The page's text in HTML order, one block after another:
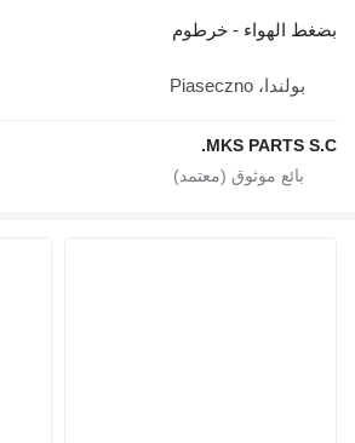
الهواء - خرطوم
MKS PARTS